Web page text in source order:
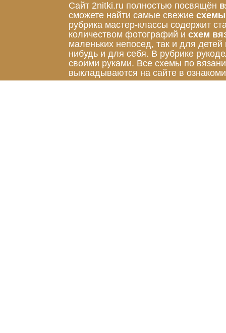
Сайт 2nitki.ru полностью посвящён
сможете найти самые свежие схемы
рубрика мастер-классы содержит
количеством фотографий и схем
маленьких непосед, так и для
нибудь и для себя. В рубрике
своими руками. Все схемы по
выкладываются на сайте в